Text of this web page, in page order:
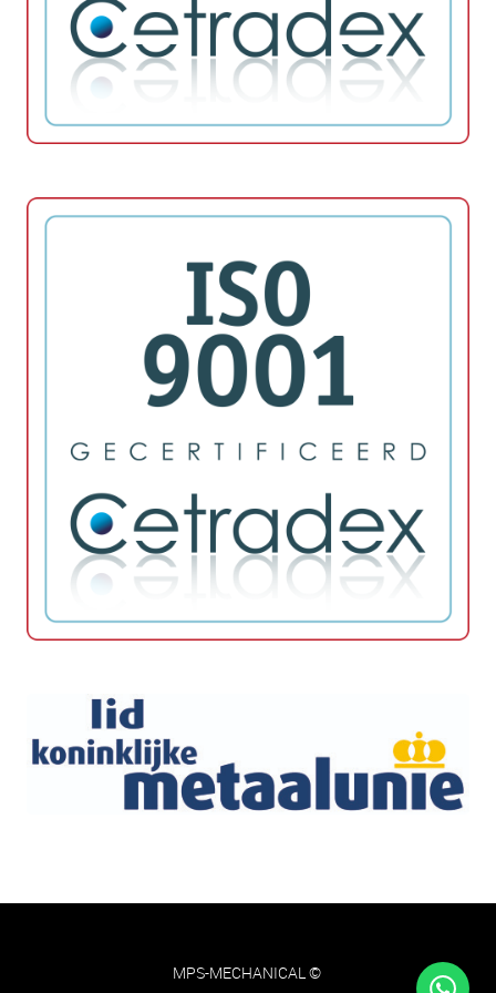
MPS-MECHANICAL ©